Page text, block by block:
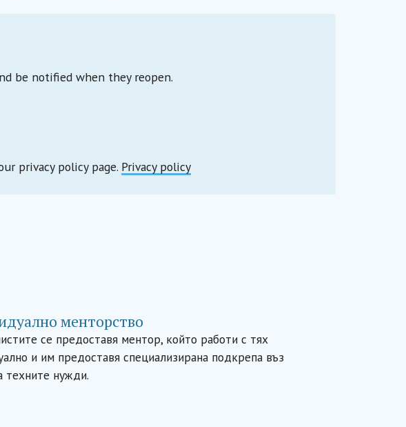
be notified when they reopen.
privacy policy page. Privacy policy
менторство
се предоставя ментор, който работи с тях
и им предоставя специализирана подкрепа въз
техните нужди.